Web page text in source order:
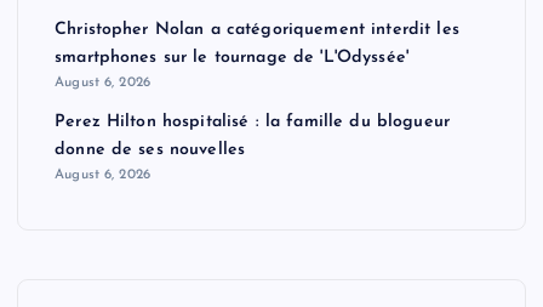
Christopher Nolan a catégoriquement interdit les
smartphones sur le tournage de 'L'Odyssée'
August 6, 2026
Perez Hilton hospitalisé : la famille du blogueur
donne de ses nouvelles
August 6, 2026